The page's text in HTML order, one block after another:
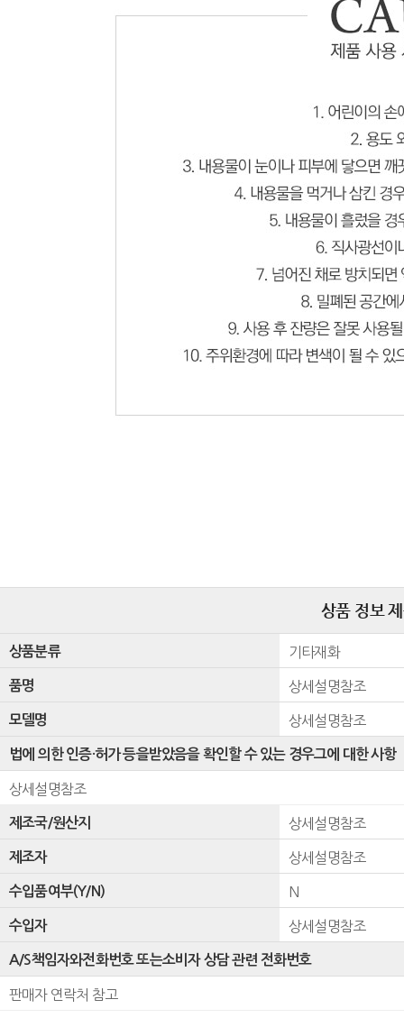
상품 정보
상품분류 기타재화
품명 상세설명참조
모델명 상세설명참조
법에 의한 인증·허가 등을받았음을 확인할 수 있는 경우그에 대한 사항
상세설명참조
제조국/원산지 상세설명참조
제조자 상세설명참조
수입품여부(Y/N) N
수입자 상세설명참조
A/S책임자와전화번호 또는소비자 상담 관련 전화번호
판매자 연락처 참고